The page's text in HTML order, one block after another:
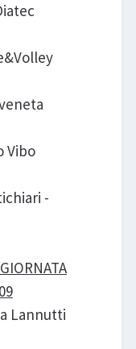
Vibo
-
Lannutti